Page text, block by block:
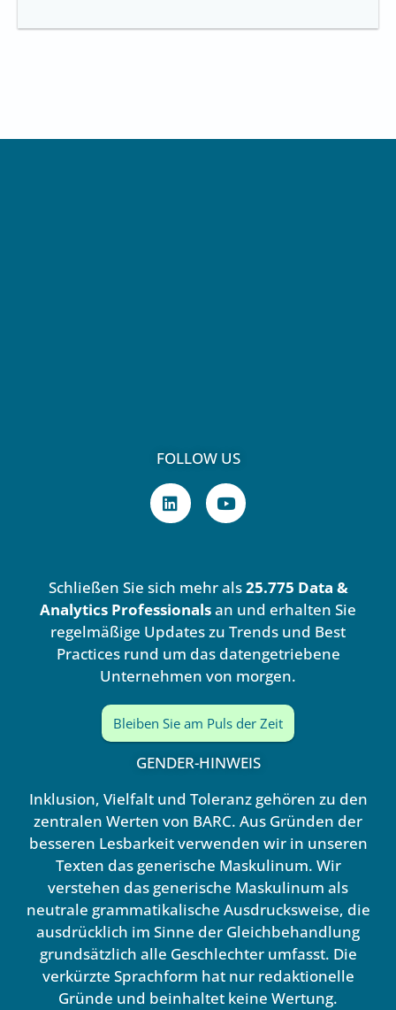
FOLLOW US
L
i
n
i
n
Y
o
u
e
Schließen Sie sich mehr als25.775 Data &
Analytics Professionalsan und erhalten Sie
regelmäßige Updates zu Trends und Best
Practices rund um das datengetriebene
Unternehmen von morgen.
Bleiben Sie am Puls der Zeit
GENDER-HINWEIS
Inklusion, Vielfalt und Toleranz gehören zu den
zentralen Werten von BARC. Aus Gründen der
besseren Lesbarkeit verwenden wir in unseren
Texten das generische Maskulinum. Wir
verstehen das generische Maskulinum als
neutrale grammatikalische Ausdrucksweise, die
ausdrücklich im Sinne der Gleichbehandlung
grundsätzlich alle Geschlechter umfasst. Die
verkürzte Sprachform hat nur redaktionelle
Gründe und beinhaltet keine Wertung.